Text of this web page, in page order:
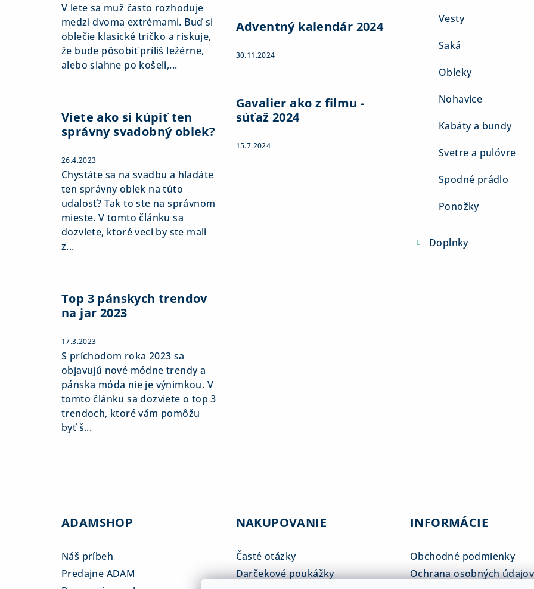
V lete sa muž často rozhoduje
medzi dvoma extrémami. Buď si
oblečie klasické tričko a riskuje,
že bude pôsobiť príliš ležérne,
alebo siahne po košeli,...
Viete ako si kúpiť ten
správny svadobný oblek?
26.4.2023
Chystáte sa na svadbu a hľadáte
ten správny oblek na túto
udalosť? Tak to ste na správnom
mieste. V tomto článku sa
dozviete, ktoré veci by ste mali
z...
Top 3 pánskych trendov
na jar 2023
17.3.2023
S príchodom roka 2023 sa
objavujú nové módne trendy a
pánska móda nie je výnimkou. V
tomto článku sa dozviete o top 3
trendoch, ktoré vám pomôžu
byť š...
Adventný kalendár 2024
30.11.2024
Gavalier ako z filmu -
súťaž 2024
15.7.2024
Vesty
Saká
Obleky
Nohavice
Kabáty a bundy
Svetre a pulóvre
Spodné prádlo
Ponožky
Doplnky
ADAMSHOP
Náš príbeh
Predajne ADAM
NAKUPOVANIE
Časté otázky
Darčekové poukážky
INFORMÁCIE
Obchodné podmienky
Ochrana osobných údajov